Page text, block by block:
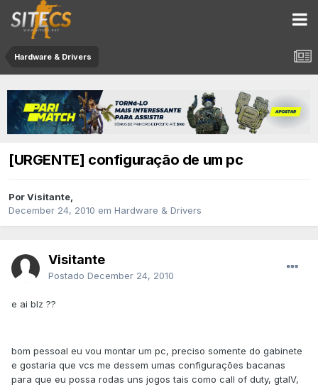
Hardware & Drivers
[URGENTE] configuração de um pc
PorVisitante
December 24, 2010 em Hardware & Drivers
Visitante
Postado December 24, 2010
e ai blz ??
bom pessoal eu vou montar um pc, preciso somente do gabinete
e gostaria que vcs me dessem umas configurações bacanas
para que eu possa rodas uns jogos tais como call of duty, gtaIV,